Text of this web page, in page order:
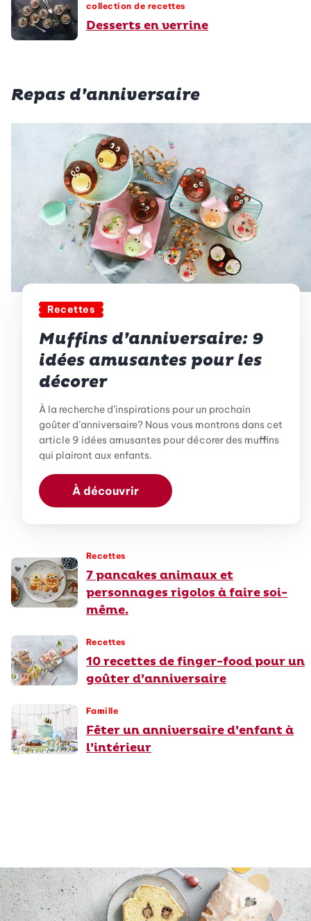
collection de recettes
Desserts en verrine
Repas d’anniversaire
Recettes
Muffins d’anniversaire: 9
idées amusantes pour les
décorer
À la recherche d’inspirations pour un prochain
goûter d’anniversaire? Nous vous montrons dans cet
article 9 idées amusantes pour décorer des muffins
qui plairont aux enfants.
À découvrir
Recettes
7 pancakes animaux et
personnages rigolos à faire soi-
même.
Recettes
10 recettes de finger-food pour un
goûter d’anniversaire
Famille
Fêter un anniversaire d’enfant à
l’intérieur